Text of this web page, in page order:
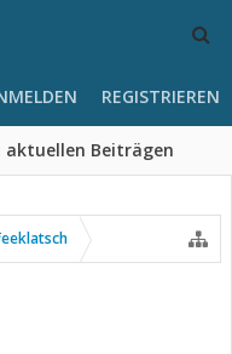
Beiträgen
REGISTRIEREN